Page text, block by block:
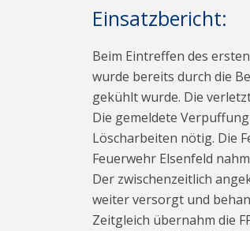
Einsatzbericht:
Beim Eintreffen des
wurde bereits durch die
gekühlt wurde. Die
Die gemeldete
Löscharbeiten nötig. Die
Feuerwehr Elsenfeld
Der zwischenzeitlich
weiter versorgt und
Zeitgleich übernahm die